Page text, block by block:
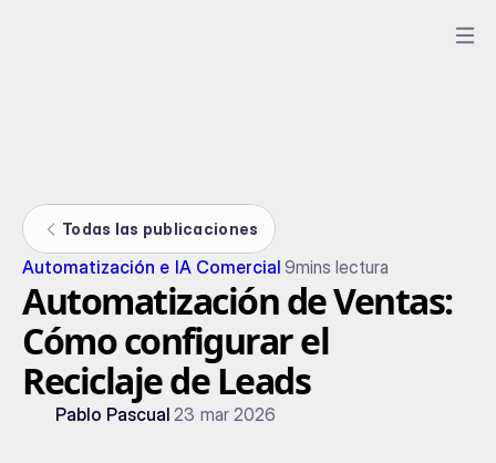
Todas las publicaciones
Automatización e IA Comercial 9mins lectura
Automatización de Ventas:
Cómo configurar el
Reciclaje de Leads
Pablo Pascual 23 mar 2026